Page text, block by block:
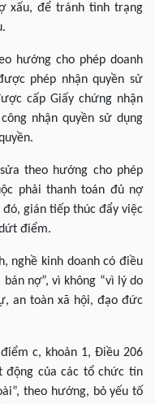
xấu, để tránh tình trạng
hướng cho phép doanh
phép nhận quyền sử
cấp Giấy chứng nhận
nhận quyền sử dụng
theo hướng cho phép
phải thanh toán đủ nợ
đó, gián tiếp thúc đẩy việc
điểm.
nghề kinh doanh có điều
nợ”, vì không “vì lý do
an toàn xã hội, đạo đức
c, khoản 1, Điều 206
động của các tổ chức tín
theo hướng, bỏ yếu tố